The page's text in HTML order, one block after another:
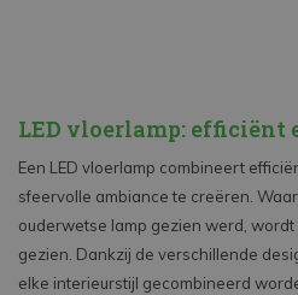
LED vloerlamp: efficiënt
Een LED vloerlamp combineert
sfeervolle ambiance te creëren.
ouderwetse lamp gezien werd,
gezien. Dankzij de verschillende
elke interieurstijl gecombineerd